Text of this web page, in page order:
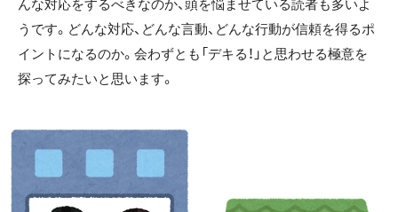
んな対応をするべきなのか、頭を悩ませている読者も多いよ
うです。どんな対応、どんな言動、どんな行動が信頼を得るポ
イントになるのか。会わずとも「デキる！」と思わせる極意を
探ってみたいと思います。